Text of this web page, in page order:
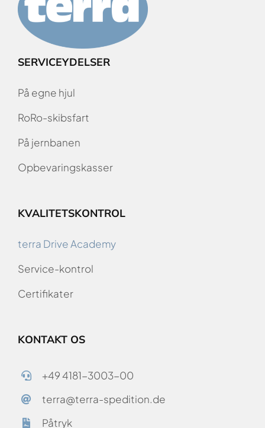
SERVICEYDELSER
På egne hjul
RoRo-skibsfart
På jernbanen
Opbevaringskasser
KVALITETSKONTROL
terra Drive Academy
Service-kontrol
Certifikater
KONTAKT OS
+49 4181-3003-00
terra@terra-spedition.de
Påtryk